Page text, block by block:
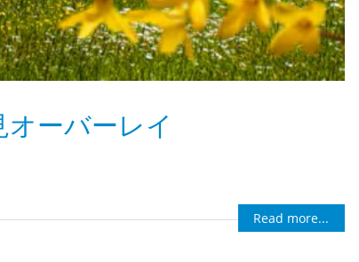
ーバーレイ
Read more...